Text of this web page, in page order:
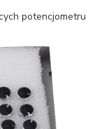
potencjometru